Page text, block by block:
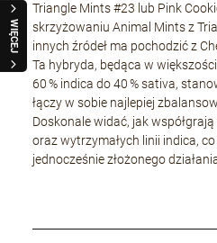
WIĘCEJ
Triangle Mints #23 lub Pink
skrzyżowaniu Animal Mints z
innych źródeł ma pochodzić z
Ta hybryda, będąca w
60 % indica do 40 % sativa,
łączy w sobie najlepiej
Doskonale widać, jak
oraz wytrzymałych linii indica,
jednocześnie złożonego